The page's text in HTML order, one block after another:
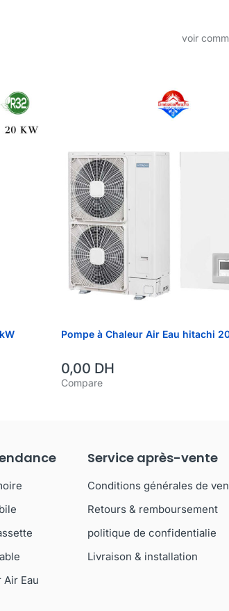
voir
Pompe à Chaleur Air Eau hitachi
0,00 DH
Compare
Air Eau
Service après-vente
Conditions générales de
Retours & remboursement
politique de confidentialie
Livraison & installation